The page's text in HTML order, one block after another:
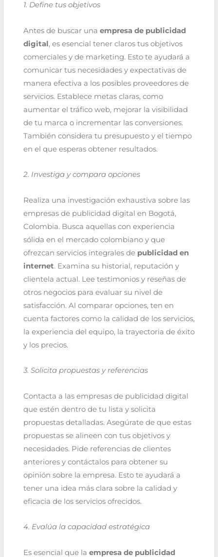
1. Define tus objetivos
Antes de buscar una empresa de publicidad
digital, es esencial tener claros tus objetivos
comerciales y de marketing. Esto te ayudará a
comunicar tus necesidades y expectativas de
manera efectiva a los posibles proveedores de
servicios. Establece metas claras, como
aumentar el tráfico web, mejorar la visibilidad
de tu marca o incrementar las conversiones.
También considera tu presupuesto y el tiempo
en el que esperas obtener resultados.
2. Investiga y compara opciones
Realiza una investigación exhaustiva sobre las
empresas de publicidad digital en Bogotá,
Colombia. Busca aquellas con experiencia
sólida en el mercado colombiano y que
ofrezcan servicios integrales de publicidad en
internet. Examina su historial, reputación y
clientela actual. Lee testimonios y reseñas de
otros negocios para evaluar su nivel de
satisfacción. Al comparar opciones, ten en
cuenta factores como la calidad de los servicios,
la experiencia del equipo, la trayectoria de éxito
y los precios.
3. Solicita propuestas y referencias
Contacta a las empresas de publicidad digital
que estén dentro de tu lista y solicita
propuestas detalladas. Asegúrate de que estas
propuestas se alineen con tus objetivos y
necesidades. Pide referencias de clientes
anteriores y contáctalos para obtener su
opinión sobre la empresa. Esto te ayudará a
tener una idea más clara sobre la calidad y
eficacia de los servicios ofrecidos.
4. Evalúa la capacidad estratégica
Es esencial que la empresa de publicidad